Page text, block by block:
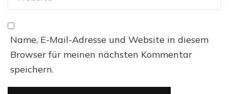
Name, E-Mail-Adresse und Website in diesem
Browser für meinen nächsten Kommentar
speichern.